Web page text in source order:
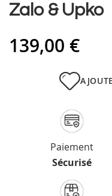
the
beginning
the
images
Zalo & Upko
139,00 €
Paiement
Sécurisé